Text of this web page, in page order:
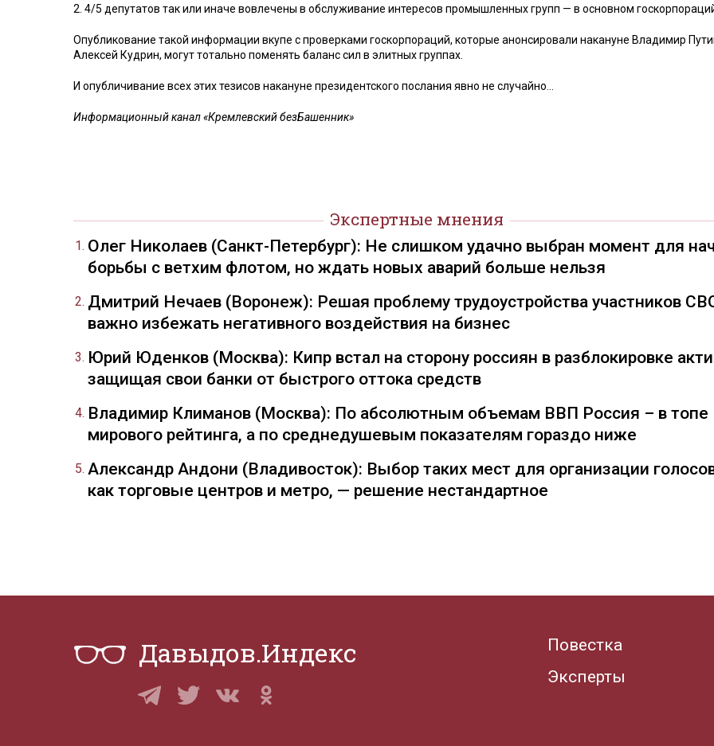
2. 4/5 депутатов так или иначе вовлечены в обслуживание интересов промышленных групп — в основном
Опубликование такой информации вкупе с проверками госкорпораций, которые анонсировали накануне Владимир
Алексей Кудрин, могут тотально поменять баланс сил в элитных группах.
И опубличивание всех этих тезисов накануне президентского послания явно не случайно…
Информационный канал «Кремлевский безБашенник»
Экспертные мнения
Олег Николаев (Санкт-Петербург): Не слишком удачно выбран момент для
борьбы с ветхим флотом, но ждать новых аварий больше нельзя
Дмитрий Нечаев (Воронеж): Решая проблему трудоустройства участников
важно избежать негативного воздействия на бизнес
Юрий Юденков (Москва): Кипр встал на сторону россиян в разблокировке
защищая свои банки от быстрого оттока средств
Владимир Климанов (Москва): По абсолютным объемам ВВП Россия – в топе
мирового рейтинга, а по среднедушевым показателям гораздо ниже
Александр Андони (Владивосток): Выбор таких мест для организации
как торговые центров и метро, — решение нестандартное
Давыдов.Индекс
Повестка
Эксперты